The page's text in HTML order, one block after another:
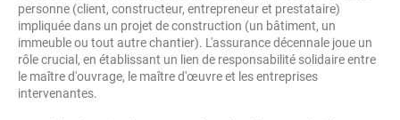
personne (client, constructeur, entrepreneur et prestataire)
impliquée dans un projet de construction (un bâtiment, un
immeuble ou tout autre chantier). L'assurance décennale joue un
rôle crucial, en établissant un lien de responsabilité solidaire entre
le maître d'ouvrage, le maître d'œuvre et les entreprises
intervenantes.